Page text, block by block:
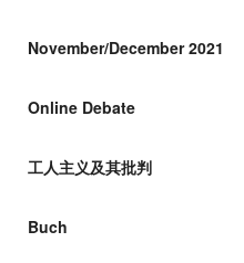
November/December 2021
Online Debate
工人主义及其批判
Buch